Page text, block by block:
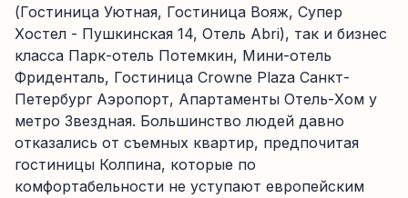
(Гостиница Уютная, Гостиница Вояж, Супер
Хостел - Пушкинская 14, Отель Abri), так и бизнес
класса Парк-отель Потемкин, Мини-отель
Фриденталь, Гостиница Crowne Plaza Санкт-
Петербург Аэропорт, Апартаменты Отель-Хом у
метро Звездная. Большинство людей давно
отказались от съемных квартир, предпочитая
гостиницы Колпина, которые по
комфортабельности не уступают европейским